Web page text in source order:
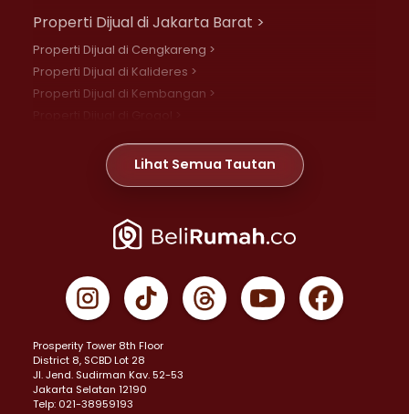
Properti Dijual di Jakarta Barat >
Properti Dijual di Cengkareng >
Properti Dijual di Kalideres >
Properti Dijual di Kembangan >
Properti Dijual di Meruya >
Properti Dijual di Jelambar >
Properti Dijual di Jakarta Pusat >
Properti Dijual di Gambir >
Properti Dijual di Johar Baru >
Properti Dijual di Menteng >
Properti Dijual di Senen >
Properti Dijual di Tanah Abang >
Lihat Semua Tautan
Prosperity Tower 8th Floor
District 8, SCBD Lot 28
JI. Jend. Sudirman Kav. 52-53
Jakarta Selatan 12190
Telp: 021-38959193